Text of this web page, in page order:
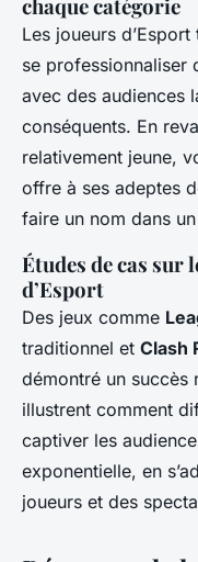
chaque catégorie
Les joueurs
se professionnaliser
avec des audiences
conséquents. En
relativement jeune,
offre à ses adeptes
faire un nom dans
Études de cas sur
d’Esport
Des jeux comme
traditionnel et Clash
démontré un succès
illustrent comment
captiver les
exponentielle, en
joueurs et des